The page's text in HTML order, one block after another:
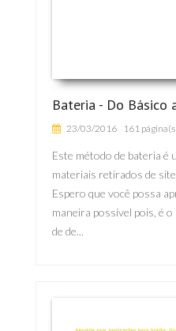
Bateria - Do Básico
23/03/2016 161
Este método de bateria é
materiais retirados de
Espero que você possa
maneira possível pois, é
de de...